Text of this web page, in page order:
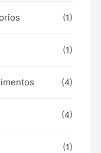
(1)
(1)
(4)
(4)
(1)